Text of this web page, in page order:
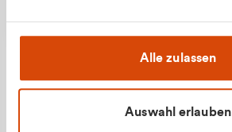
Alle zulassen
Auswahl erlauben